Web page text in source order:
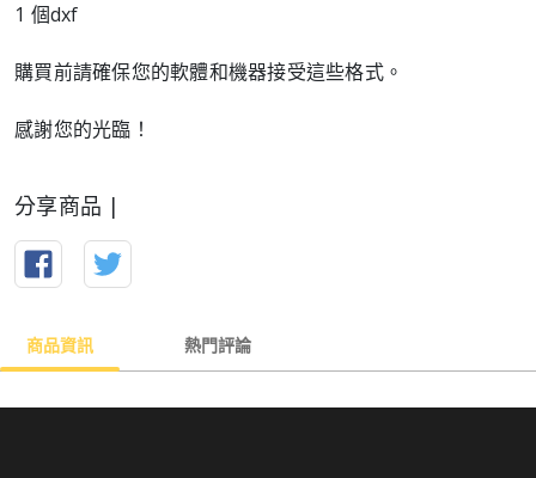
1 個dxf
購買前請確保您的軟體和機器接受這些格式。
感謝您的光臨！
分享商品 |
商品資訊 熱門評論